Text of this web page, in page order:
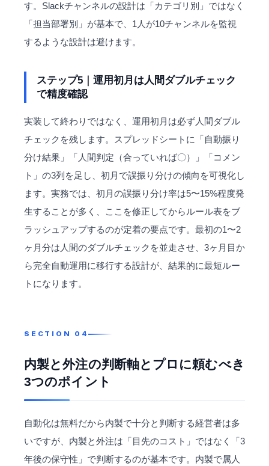
す。Slackチャンネルの設計は「カテゴリ別」ではなく
「担当部署別」が基本で、1人が10チャンネルを監視
するような設計は避けます。
ステップ5｜運用初月は人間ダブルチェック
で精度確認
実装して終わりではなく、運用初月は必ず人間ダブル
チェックを残します。スプレッドシートに「自動振り
分け結果」「人間判定（合っていれば〇）」「コメン
ト」の3列を足し、初月で誤振り分けの傾向を可視化し
ます。実務では、初月の誤振り分け率は5〜15%程度発
生することが多く、ここを修正してからルール表をブ
ラッシュアップするのが定着の要点です。最初の1〜2
ヶ月分は人間のダブルチェックを並走させ、3ヶ月目か
ら完全自動運用に移行する設計が、結果的に最短ルー
トになります。
内製と外注の判断軸とプロに頼むべき
3つのポイント
自動化は無料だから内製で十分と判断する経営者は多
いですが、内製と外注は「目先のコスト」ではなく「3
年後の保守性」で判断するのが基本です。内製で属人